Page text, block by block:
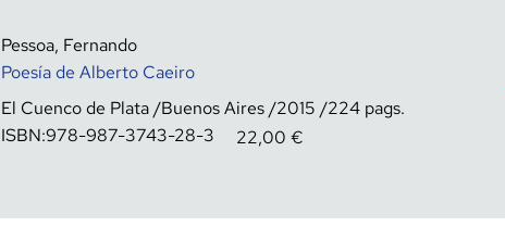
Pessoa, Fernando
Poesía de Alberto Caeiro
El Cuenco de Plata Buenos Aires 2015
224
ISBN:978-987-3743-28-3 22,00 €